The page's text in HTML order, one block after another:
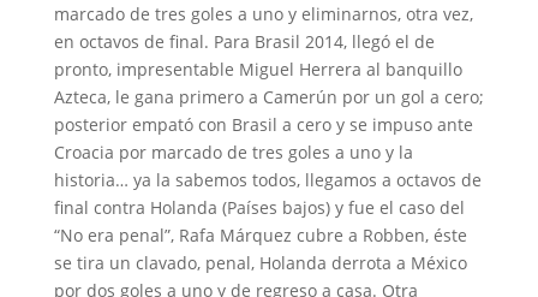
marcado de tres goles a uno y eliminarnos, otra vez,
en octavos de final. Para Brasil 2014, llegó el de
pronto, impresentable Miguel Herrera al banquillo
Azteca, le gana primero a Camerún por un gol a cero;
posterior empató con Brasil a cero y se impuso ante
Croacia por marcado de tres goles a uno y la
historia… ya la sabemos todos, llegamos a octavos de
final contra Holanda (Países bajos) y fue el caso del
“No era penal”, Rafa Márquez cubre a Robben, éste
se tira un clavado, penal, Holanda derrota a México
por dos goles a uno y de regreso a casa. Otra